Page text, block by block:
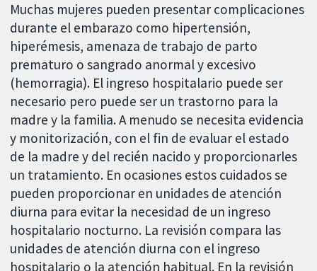
Muchas mujeres pueden presentar complicaciones
durante el embarazo como hipertensión,
hiperémesis, amenaza de trabajo de parto
prematuro o sangrado anormal y excesivo
(hemorragia). El ingreso hospitalario puede ser
necesario pero puede ser un trastorno para la
madre y la familia. A menudo se necesita evidencia
y monitorización, con el fin de evaluar el estado
de la madre y del recién nacido y proporcionarles
un tratamiento. En ocasiones estos cuidados se
pueden proporcionar en unidades de atención
diurna para evitar la necesidad de un ingreso
hospitalario nocturno. La revisión compara las
unidades de atención diurna con el ingreso
hospitalario o la atención habitual. En la revisión